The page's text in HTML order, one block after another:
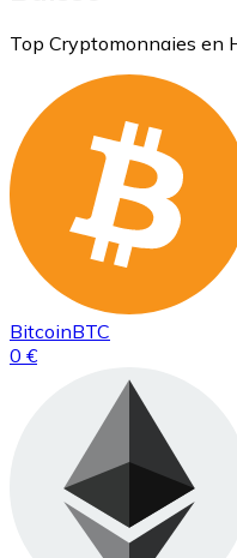
Top Cryptomonnaies en
BitcoinBTC
0 €